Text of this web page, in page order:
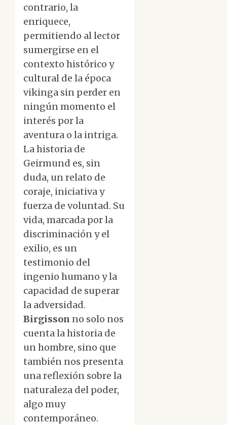
contrario, la
enriquece,
permitiendo al lector
sumergirse en el
contexto histórico y
cultural de la época
vikinga sin perder en
ningún momento el
interés por la
aventura o la intriga.
La historia de
Geirmund es, sin
duda, un relato de
coraje, iniciativa y
fuerza de voluntad. Su
vida, marcada por la
discriminación y el
exilio, es un
testimonio del
ingenio humano y la
capacidad de superar
la adversidad.
Birgisson no solo nos
cuenta la historia de
un hombre, sino que
también nos presenta
una reflexión sobre la
naturaleza del poder,
algo muy
contemporáneo.